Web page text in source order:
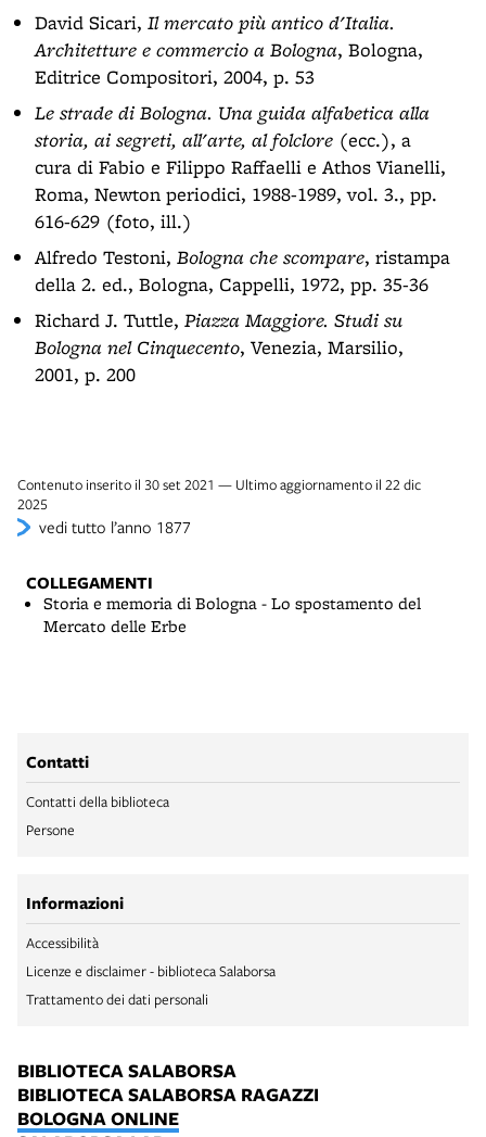
David Sicari, Il mercato più antico d'Italia.
Architetture e commercio a Bologna, Bologna,
Editrice Compositori, 2004, p. 53
Le strade di Bologna. Una guida alfabetica alla
storia, ai segreti, all'arte, al folclore (ecc.), a
cura di Fabio e Filippo Raffaelli e Athos Vianelli,
Roma, Newton periodici, 1988-1989, vol. 3., pp.
616-629 (foto, ill.)
Alfredo Testoni, Bologna che scompare, ristampa
della 2. ed., Bologna, Cappelli, 1972, pp. 35-36
Richard J. Tuttle, Piazza Maggiore. Studi su
Bologna nel Cinquecento, Venezia, Marsilio,
2001, p. 200
Contenuto inserito il 30 set 2021 — Ultimo aggiornamento il 22 dic
2025
vedi tutto l’anno 1877
COLLEGAMENTI
Storia e memoria di Bologna - Lo spostamento del
Mercato delle Erbe
Contatti
Contatti della biblioteca
Persone
Informazioni
Accessibilità
Licenze e disclaimer - biblioteca Salaborsa
Trattamento dei dati personali
BIBLIOTECA SALABORSA
BIBLIOTECA SALABORSA RAGAZZI
BOLOGNA ONLINE